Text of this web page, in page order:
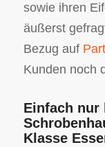
sowie ihren
äußerst
Bezug auf
Kunden noch
Einfach nur
Klasse